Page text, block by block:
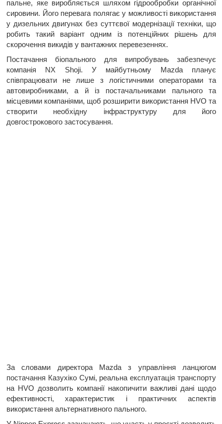
пальне, яке виробляється шляхом гідрообробки органічної
сировини. Його перевага полягає у можливості використання
у дизельних двигунах без суттєвої модернізації техніки, що
робить такий варіант одним із потенційних рішень для
скорочення викидів у вантажних перевезеннях.
Постачання біопального для випробувань забезпечує
компанія NX Shoji. У майбутньому Mazda планує
співпрацювати не лише з логістичними операторами та
автовиробниками, а й із постачальниками пального та
місцевими компаніями, щоб розширити використання HVO та
створити необхідну інфраструктуру для його
довгострокового застосування.
За словами директора Mazda з управління ланцюгом
постачання Казухіко Сумі, реальна експлуатація транспорту
на HVO дозволить компанії накопичити важливі дані щодо
ефективності, характеристик і практичних аспектів
використання альтернативного пального.